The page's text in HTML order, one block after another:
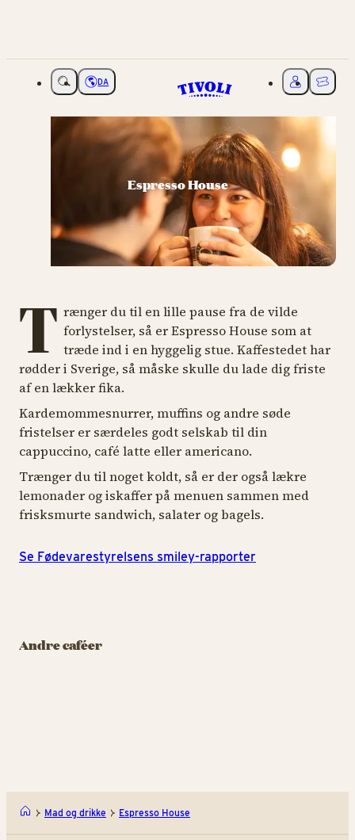
Vælg sprog
DA Mit Tivoli
Espresso House
T rænger du til en lille pause fra de vilde
forlystelser, så er Espresso House som at
træde ind i en hyggelig stue. Kaffestedet har
rødder i Sverige, så måske skulle du lade dig friste
af en lækker fika.
Kardemommesnurrer, muffins og andre søde
fristelser er særdeles godt selskab til din
cappuccino, café latte eller americano.
Trænger du til noget koldt, så er der også lækre
lemonader og iskaffer på menuen sammen med
frisksmurte sandwich, salater og bagels.
Se Fødevarestyrelsens smiley-rapporter
Andre caféerRasmus Klumps
Pandekagehus
Mad og drikke Espresso House